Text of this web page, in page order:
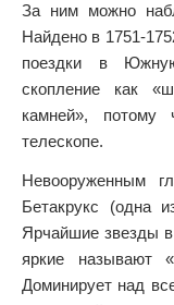
За ним можно
Найдено в 1751-
поездки в
скопление как
камней»,
телескопе.
Невооруженным
Бетакрукс (одна
Ярчайшие звезды в
яркие называют
Доминирует над